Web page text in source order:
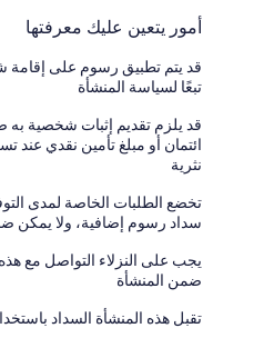
أمور يتعين عليك معرفتها
قد يتم تطبيق رسوم على
تبعًا لسياسة المنشأة
قد يلزم تقديم إثبات شخصية
ائتمان أو مبلغ تأمين نقدي
نثرية
تخضع الطلبات الخاصة لمدى
سداد رسوم إضافية، ولا يمكن
يجب على النزلاء التواصل مع
ضمن المنشأة
تقبل هذه المنشأة السداد